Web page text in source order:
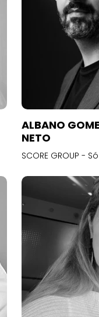
ALBANO
NETO
SCORE GROUP -